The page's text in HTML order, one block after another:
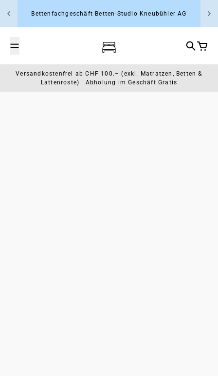
Bettenfachgeschäft Betten-Studio Kneubühler AG
Wasserbett- und Schlafcenter
Suche
Versandkostenfrei ab CHF 100.– (exkl. Matratzen, Betten &
Lattenroste) | Abholung im Geschäft Gratis